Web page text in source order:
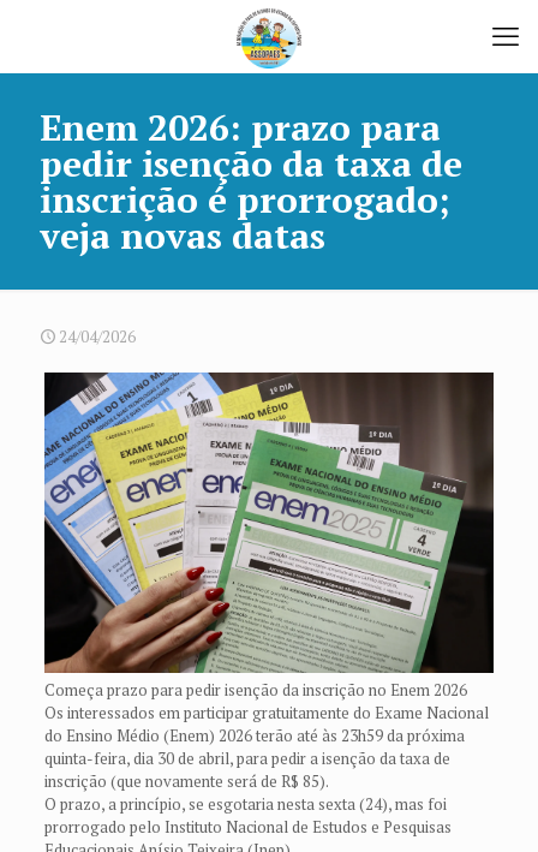
Enem 2026: prazo para
pedir isenção da taxa de
inscrição é prorrogado;
veja novas datas
24/04/2026
Começa prazo para pedir isenção da inscrição no Enem 2026
Os interessados em participar gratuitamente do Exame Nacional
do Ensino Médio (Enem) 2026 terão até às 23h59 da próxima
quinta-feira, dia 30 de abril, para pedir a isenção da taxa de
inscrição (que novamente será de R$ 85).
O prazo, a princípio, se esgotaria nesta sexta (24), mas foi
prorrogado pelo Instituto Nacional de Estudos e Pesquisas